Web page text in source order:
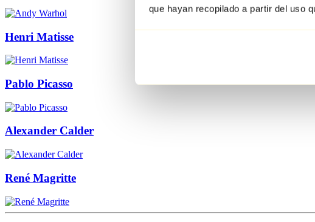
que hayan recopilado a partir del uso
Henri Matisse
Pablo Picasso
Alexander Calder
René Magritte